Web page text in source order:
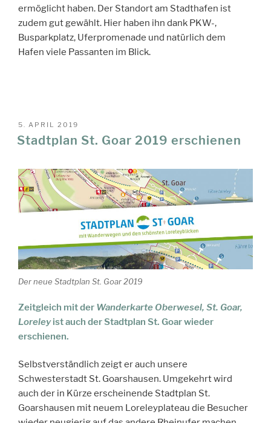
ermöglicht haben. Der Standort am Stadthafen ist
zudem gut gewählt. Hier haben ihn dank PKW-,
Busparkplatz, Uferpromenade und natürlich dem
Hafen viele Passanten im Blick.
VERÖFFENTLICHT
AM
5. APRIL 2019
Stadtplan St. Goar 2019 erschienen
Der neue Stadtplan St. Goar 2019
Zeitgleich mit der Wanderkarte Oberwesel, St. Goar,
Loreleyist auch der Stadtplan St. Goar wieder
erschienen.
Selbstverständlich zeigt er auch unsere
Schwesterstadt St. Goarshausen. Umgekehrt wird
auch der in Kürze erscheinende Stadtplan St.
Goarshausen mit neuem Loreleyplateau die Besucher